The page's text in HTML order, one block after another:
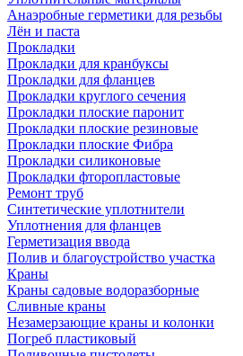
Анаэробные герметики для резьбы
Лён и паста
Прокладки
Прокладки для кранбуксы
Прокладки для фланцев
Прокладки круглого сечения
Прокладки плоские паронит
Прокладки плоские резиновые
Прокладки плоские Фибра
Прокладки силиконовые
Прокладки фторопластовые
Ремонт труб
Синтетические уплотнители
Уплотнения для фланцев
Герметизация ввода
Полив и благоустройство участка
Краны
Краны садовые водоразборные
Сливные краны
Незамерзающие краны и колонки
Погреб пластиковый